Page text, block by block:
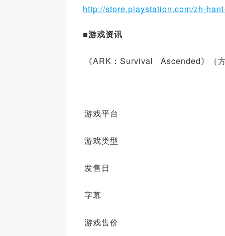
http://store.playstation.com/zh-
■游戏资讯
《ARK：Survival Ascended》（
游戏平台
游戏类型
发售日
字幕
游戏售价